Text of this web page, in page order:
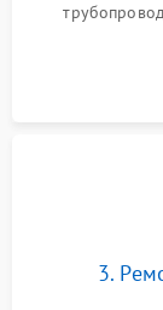
продувка
3.